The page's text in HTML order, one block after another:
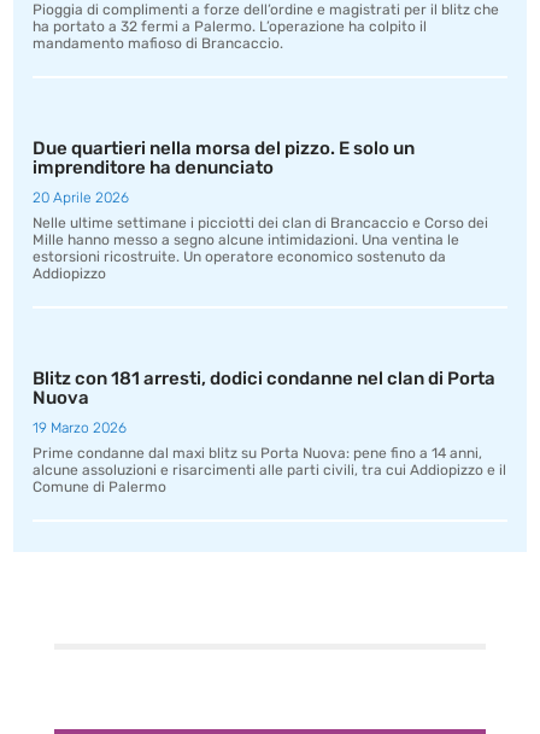
Pioggia di complimenti a forze dell’ordine e magistrati per il blitz che
ha portato a 32 fermi a Palermo. L’operazione ha colpito il
mandamento mafioso di Brancaccio.
Due quartieri nella morsa del pizzo. E solo un
imprenditore ha denunciato
20 Aprile 2026
Nelle ultime settimane i picciotti dei clan di Brancaccio e Corso dei
Mille hanno messo a segno alcune intimidazioni. Una ventina le
estorsioni ricostruite. Un operatore economico sostenuto da
Addiopizzo
Blitz con 181 arresti, dodici condanne nel clan di Porta
Nuova
19 Marzo 2026
Prime condanne dal maxi blitz su Porta Nuova: pene fino a 14 anni,
alcune assoluzioni e risarcimenti alle parti civili, tra cui Addiopizzo e il
Comune di Palermo